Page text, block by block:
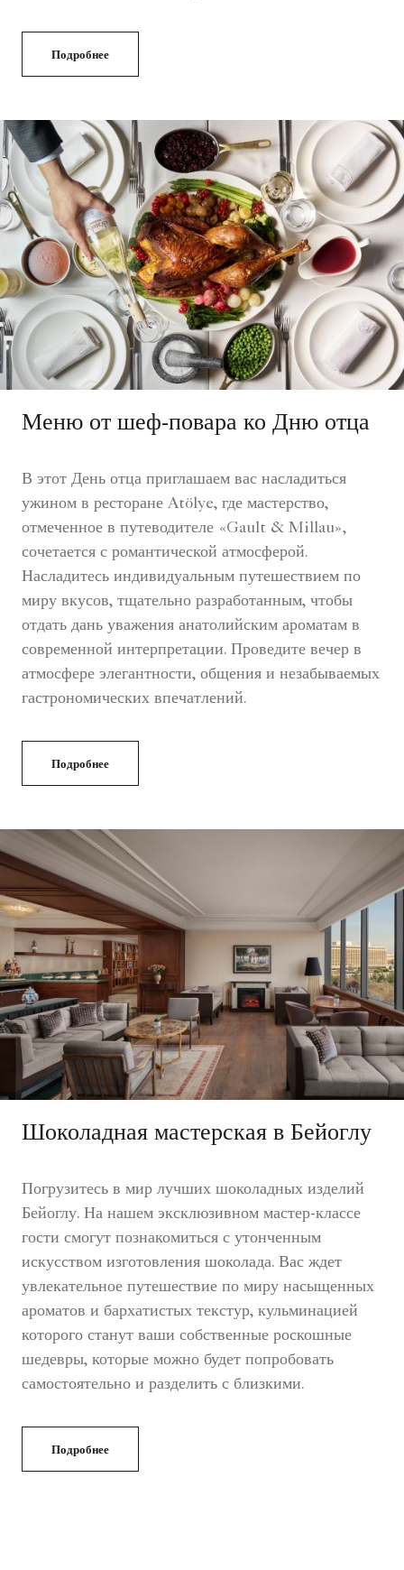
Подробнее
Меню от шеф-повара ко Дню отца
В этот День отца приглашаем вас насладиться
ужином в ресторане Atölye, где мастерство,
отмеченное в путеводителе «Gault & Millau»,
сочетается с романтической атмосферой.
Насладитесь индивидуальным путешествием по
миру вкусов, тщательно разработанным, чтобы
отдать дань уважения анатолийским ароматам в
современной интерпретации. Проведите вечер в
атмосфере элегантности, общения и незабываемых
гастрономических впечатлений.
Подробнее
Шоколадная мастерская в Бейоглу
Погрузитесь в мир лучших шоколадных изделий
Бейоглу. На нашем эксклюзивном мастер-классе
гости смогут познакомиться с утонченным
искусством изготовления шоколада. Вас ждет
увлекательное путешествие по миру насыщенных
ароматов и бархатистых текстур, кульминацией
которого станут ваши собственные роскошные
шедевры, которые можно будет попробовать
самостоятельно и разделить с близкими.
Подробнее